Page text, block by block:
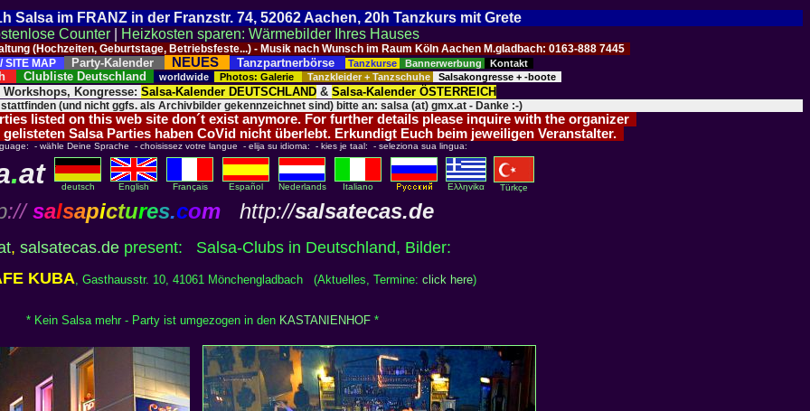
Salsa im FRANZ in der Franzstr. 74, 52062 Aachen, 20h Tanzkurs mit Grete
Counter
Heizkosten sparen: Wärmebilder Ihres Hauses
(Hochzeiten, Geburtstage, Betriebsfeste...) - Musik nach Wunsch im Raum Köln Aachen M.gladbach: 0163-888 7445
SITE MAP
Party-Kalender NEUES Tanzpartnerbörse Tanzkurse Bannerwerbung Kontakt
Clubliste Deutschland worldwide Photos: Galerie Tanzkleider + Tanzschuhe Salsakongresse + -boote
Kongresse: Salsa-Kalender DEUTSCHLAND & Salsa-Kalender ÖSTERREICH
(und nicht ggfs. als Archivbilder gekennzeichnet sind) bitte an: salsa (at) gmx.at - Danke :-)
listed on this web site don´t exist anymore. For further details please inquire with the organizer
Salsa Parties haben CoVid nicht überlebt. Erkundigt Euch beim jeweiligen Veranstalter.
- wähle Deine Sprache - choisissez votre langue - elija su idioma: - kies je taal: - seleziona sua lingua:
.at deutsch English Français Español Nederlands Italiano Eλληvikα Türkçe
:// salsapictures.com http://salsatecas.de
, salsatecas.de present: Salsa-Clubs in Deutschland, Bilder:
KUBA, Gasthausstr. 10, 41061 Mönchengladbach (Aktuelles, Termine: click here)
* Kein Salsa mehr - Party ist umgezogen in den KASTANIENHOF *